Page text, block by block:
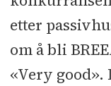
etter
om å bli
«Very good».